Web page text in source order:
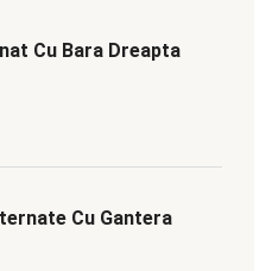
Cu Bara Dreapta
Cu Gantera